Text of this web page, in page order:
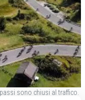
sono chiusi al traffico.